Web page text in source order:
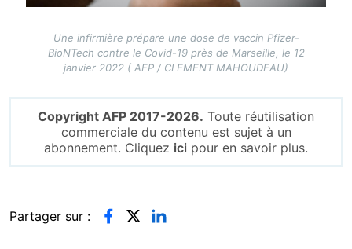
Une infirmière prépare une dose de vaccin Pfizer-
BioNTech contre le Covid-19 près de Marseille, le 12
janvier 2022 ( AFP / CLEMENT MAHOUDEAU)
Copyright AFP 2017-2026. Toute réutilisation
commerciale du contenu est sujet à un
abonnement. Cliquez ici pour en savoir plus.
Partager sur :